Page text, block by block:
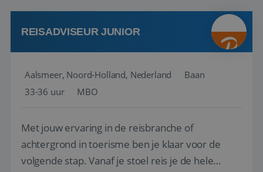
werken: of het nu gaat om vragen ...
REISADVISEUR JUNIOR
Aalsmeer, Noord-Holland, Nederland
Baan
33-36 uur
MBO
Met jouw ervaring in de reisbranche of
achtergrond in toerisme ben je klaar voor de
volgende stap. Vanaf je stoel reis je de hele